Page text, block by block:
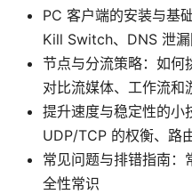
PC 客户端的安装与基
Kill Switch、DNS 泄
节点与分流策略：如何
对比流媒体、工作流和
提升速度与稳定性的小
UDP/TCP 的权衡、路
常见问题与排错指南：
全性常识